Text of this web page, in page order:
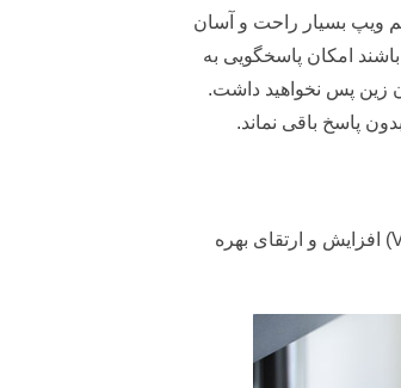
ویپ بسیار راحت و آسان
امکان پاسخگویی به
زین پس نخواهید داشت.
پاسخ باقی نماند.
سانترال ویپ قابلیت ارتباط با نرم افزار های اداری یا اتوماسیون‌ های اداری را برای شم فراهم می‌کند. یکی دیگر از خدمات ویپ (Voip) افزایش و ارتقای بهره